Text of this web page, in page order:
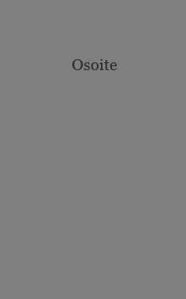
Osoite